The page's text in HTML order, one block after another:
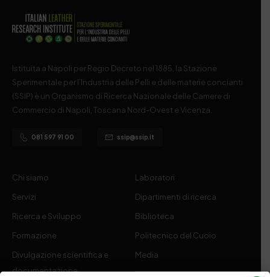
Istituita a Napoli per Regio Decreto nel 1885, la Stazione
Sperimentale per l’Industria delle Pelli e delle materie concianti
(SSIP) è un Organismo di Ricerca Nazionale delle Camere di
Commercio di Napoli, Toscana Nord-Ovest e Vicenza.
081 597 91 00 ssip@ssip.it
Chi siamo
Servizi
Ricerca e Sviluppo
Formazione
Divulgazione scientifica e
documentazione
Laboratori
Dipartimenti di ricerca
Biblioteca
Politecnico del Cuoio
Media